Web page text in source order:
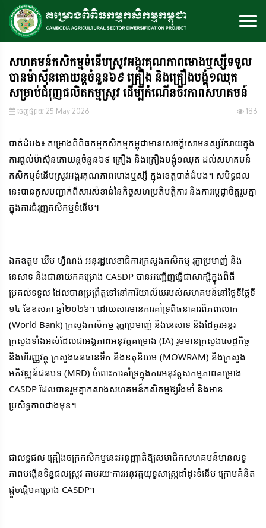
សហគមន៍កសិកម្មទំនើបស្រូវអង្ករគុណភាពមោងឬស្សីទទួល
បានម៉ាស៊ីនគោយន្តចំនួន៦៩ គ្រឿង និងគ្រឿងបង្គុំ១ឈុត
សម្រាប់ជំរុញផលិតកម្មស្រូវ ដើម្បីកំណើនចីរភាពសហគមន៍
ចេញ​ផ្សាយ​ 25 May 2026 186
បាត់ដំបង៖ គម្រោងពិពិធកម្មកសិកម្មកម្ពុជាមានសេចក្តីសោមនស្សរីករាយក្នុង
ការផ្តល់ម៉ាស៊ីនគោយន្តចំនួន៦៩ គ្រឿង និងគ្រឿងបង្គុំ១ឈុត ដល់សហគមន៍
កសិកម្មទំនើបស្រូវអង្ករគុណភាពមោងឬស្សី ក្នុងខេត្តបាត់ដំបង។ សមិទ្ធផល
នេះបានគូសបញ្ជាក់ពីសារសំខាន់នៃកិច្ចសហប្រតិបត្តិការ និងការប្តេជ្ញាចិត្តរួមគ្នា
ក្នុងការជំរុញកសិកម្មទំនើប។
ឯកឧត្តម ឃឹម ហ្វីណង់ អនុរដ្ឋលេខាធិការក្រសួងកសិកម្ម រុក្ខាប្រមាញ់ និង
នេសាទ និងជានាយកគម្រោង CASDP បានអញ្ជើញធ្វើជាសាក្សីក្នុងពិធី
ប្រគល់ទទួល ដែលបានប្រព្រឹត្តទៅនៅការិយាល័យរបស់សហគមន៍នៅថ្ងៃទីថ្ងៃទី
១៤ ខែឧសភា ឆ្នាំ២០២៦។ ដោយសារមានការគាំទ្រពីធនាគារពិភពលោក
(World Bank) ក្រសួងកសិកម្ម រុក្ខាប្រមាញ់ និងនេសាទ និងដៃគូរអន្តរ
ក្រសួងទាំងអស់ដែលជាអង្គភាពអនុវត្តគម្រោង (IA) រួមមានក្រសួងសេដ្ឋកិច្ច
និងហិរញ្ញវត្ថុ ក្រសួងធនធានទឹក និងឧតុនិយម (MOWRAM) និងក្រសួង
អភិវឌ្ឍន៍ជនបទ (MRD) ចំពោះការគាំទ្រក្នុងការអនុវត្តសកម្មភាពគម្រោង
CASDP ដែលបានរួមគ្នាកសាងសហគមន៍កសិកម្មឱ្យរឹងមាំ និងមាន
ប្រសិទ្ធភាពជាងមុន។
ជាលទ្ធផល គ្រឿងចក្រកសិកម្មនេះអនុញ្ញាតិឱ្យសមាជិកសហគមន៍មានលទ្ធ
ភាពបង្កើនទិន្នផលស្រូវ តាមរយៈការអនុវត្តយុទ្ធសាស្ត្រដាំដុះទំនើប ក្រោមគំនិត
ផ្តួចផ្តើមគម្រោង CASDP។